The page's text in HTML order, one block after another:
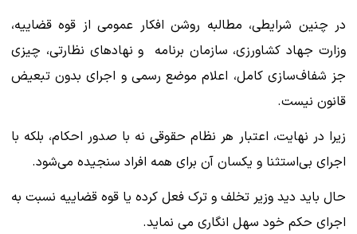
در چنین شرایطی، مطالبه روشن افکار عمومی از قوه قضاییه،
وزارت جهاد کشاورزی، سازمان برنامه و نهادهای نظارتی، چیزی
جز شفاف‌سازی کامل، اعلام موضع رسمی و اجرای بدون تبعیض
قانون نیست.
زیرا در نهایت، اعتبار هر نظام حقوقی نه با صدور احکام، بلکه با
اجرای بی‌استثنا و یکسان آن برای همه افراد سنجیده می‌شود.
حال باید دید وزیر تخلف و ترک فعل کرده یا قوه قضاییه نسبت به
اجرای حکم خود سهل انگاری می نماید.